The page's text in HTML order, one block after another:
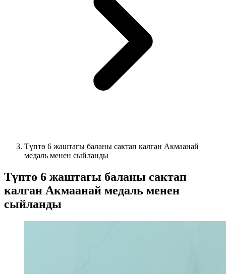
Түптө 6 жаштагы баланы сактап калган Акмаанай
медаль менен сыйланды
Түптө 6 жаштагы баланы сактап
калган Акмаанай медаль менен
сыйланды